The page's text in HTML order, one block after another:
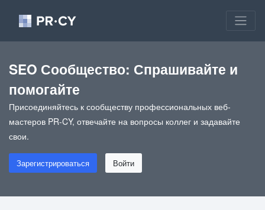
SEO Сообщество: Спрашивайте и
помогайте
Присоединяйтесь к сообществу профессиональных веб-
мастеров PR-CY, отвечайте на вопросы коллег и задавайте
свои.
Зарегистрироваться Войти